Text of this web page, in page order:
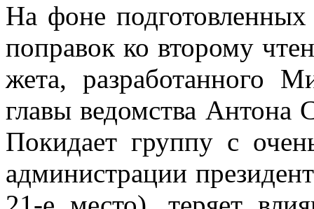
На фоне
по­пра­вок ко вто­ро­му
же­та, раз­ра­бо­тан­но­го
гла­вы ве­дом­ства Ан­то­на
По­ки­да­ет груп­пу с
ад­ми­ни­стра­ции